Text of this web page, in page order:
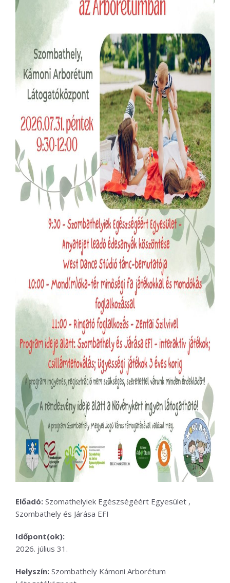
Előadó: Szomathelyiek Egészségéért Egyesület ,
Szombathely és Járása EFI
Időpont(ok):
2026. július 31.
Helyszín: Szombathely Kámoni Arborétum